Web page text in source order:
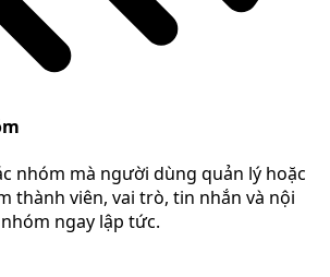
nhóm mà người dùng quản lý hoặc
thành viên, vai trò, tin nhắn và nội
ngay lập tức.